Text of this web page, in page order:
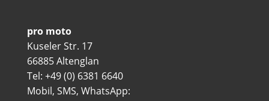
pro moto
Kuseler Str. 17
66885 Altenglan
Tel: +49 (0) 6381 6640
Mobil, SMS, WhatsApp: